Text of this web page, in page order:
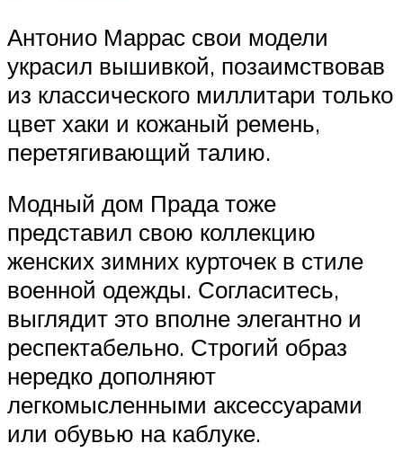
Антонио Маррас свои модели
украсил вышивкой, позаимствовав
из классического миллитари только
цвет хаки и кожаный ремень,
перетягивающий талию.
Модный дом Прада тоже
представил свою коллекцию
женских зимних курточек в стиле
военной одежды. Согласитесь,
выглядит это вполне элегантно и
респектабельно. Строгий образ
нередко дополняют
легкомысленными аксессуарами
или обувью на каблуке.